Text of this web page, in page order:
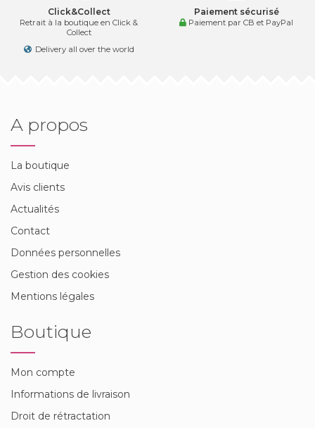
Click&Collect
Retrait à la boutique en Click &
Collect
Delivery all over the world
Paiement sécurisé
Paiement par CB et PayPal
A propos
La boutique
Avis clients
Actualités
Contact
Données personnelles
Gestion des cookies
Mentions légales
Boutique
Mon compte
Informations de livraison
Droit de rétractation